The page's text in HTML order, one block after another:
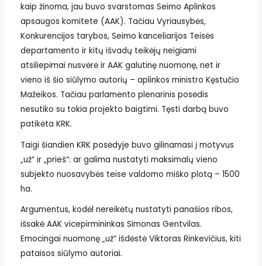
kaip žinoma, jau buvo svarstomas Seimo Aplinkos
apsaugos komitete (AAK). Tačiau Vyriausybės,
Konkurencijos tarybos, Seimo kanceliarijos Teisės
departamento ir kitų išvadų teikėjų neigiami
atsiliepimai nusvėrė ir AAK galutinę nuomonę, net ir
vieno iš šio siūlymo autorių – aplinkos ministro Kęstučio
Mažeikos. Tačiau parlamento plenarinis posėdis
nesutiko su tokia projekto baigtimi. Tęsti darbą buvo
patikėta KRK.
Taigi šiandien KRK posėdyje buvo gilinamasi į motyvus
„už“ ir „prieš“: ar galima nustatyti maksimalų vieno
subjekto nuosavybės teise valdomo miško plotą – 1500
ha.
Argumentus, kodėl nereikėtų nustatyti panašios ribos,
išsakė AAK vicepirmininkas Simonas Gentvilas.
Emocingai nuomonę „už“ išdėstė Viktoras Rinkevičius, kiti
pataisos siūlymo autoriai.